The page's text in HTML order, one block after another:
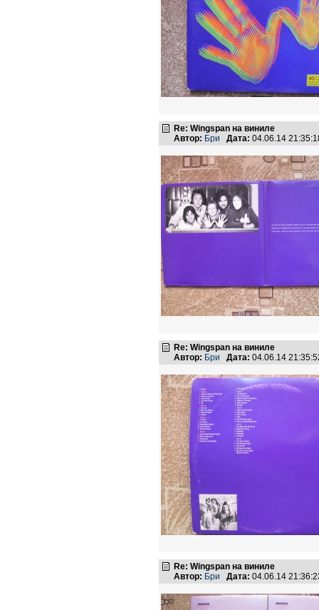
Re: Wingspan на виниле
Автор: Бри Дата: 04.06.14
Re: Wingspan на виниле
Автор: Бри Дата: 04.06.14
Re: Wingspan на виниле
Автор: Бри Дата: 04.06.14